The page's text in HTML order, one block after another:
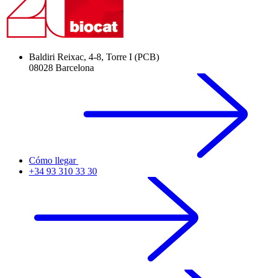
Baldiri Reixac, 4-8, Torre I (PCB)
08028 Barcelona
Cómo llegar
+34 93 310 33 30